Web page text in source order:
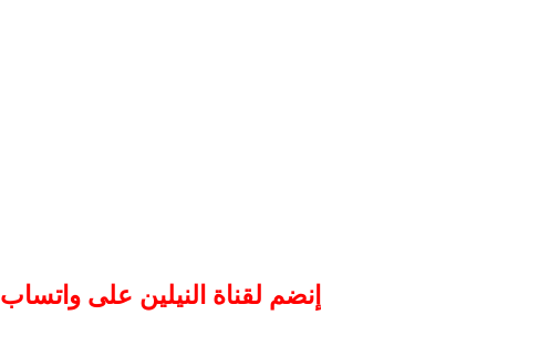
إنضم لقناة النيلين على واتساب